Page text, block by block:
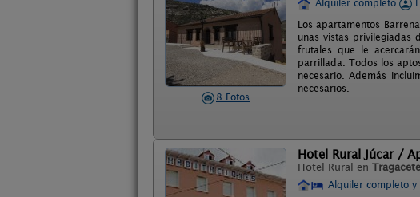
8 Fotos
Alquiler completo
Los apartamentos
unas vistas
frutales que le
parrillada. Todos los
necesario. Además
necesarios.
Hotel Rural Júcar /
Hotel Rural en Tragacete
Alquiler completo y